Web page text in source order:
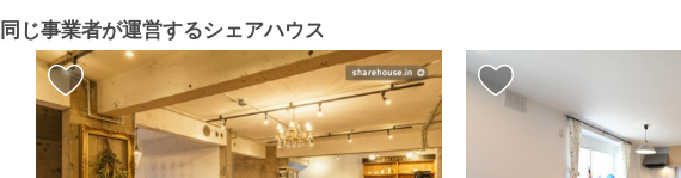
同じ事業者が運営するシェアハウス